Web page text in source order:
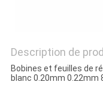
DE
Description de
Bobines et feuilles de
blanc 0.20mm 0.22mm